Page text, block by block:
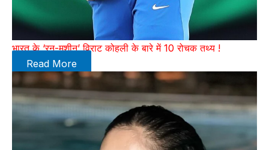
भारत के ‘रन-मशीन’ विराट कोहली के बारे में 10 रोचक तथ्य !
Read More